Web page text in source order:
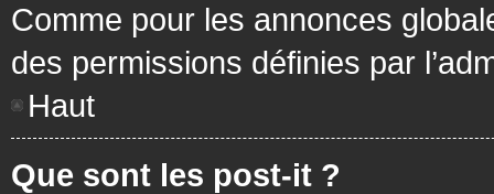
Comme pour les annonces
des permissions définies par
Haut
Que sont les post-it ?